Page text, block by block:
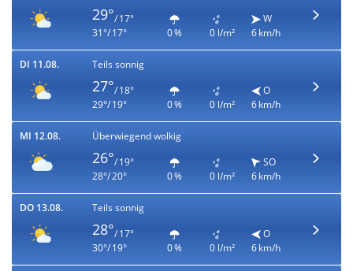
29°/ 17°
31°/ 17°
0 % 0 l/m²
W
6 km/h
DI 11.08. Teils sonnig
27°/ 18°
29°/ 19°
0 % 0 l/m²
O
6 km/h
MI 12.08. Überwiegend wolkig
26°/ 19°
28°/ 20°
0 % 0 l/m²
SO
6 km/h
DO 13.08. Teils sonnig
28°/ 17°
30°/ 19°
0 % 0 l/m²
O
6 km/h